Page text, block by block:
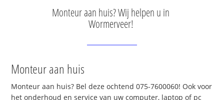
Monteur aan huis? Wij helpen u in
Wormerveer!
Monteur aan huis
Monteur aan huis? Bel deze ochtend 075-7600060! Ook voor
het onderhoud en service van uw computer, laptop of pc